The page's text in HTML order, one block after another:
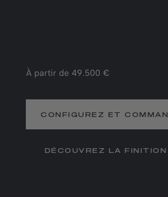
À partir de 49.500 €
CONFIGUREZ ET
DÉCOUVREZ LA FINITION